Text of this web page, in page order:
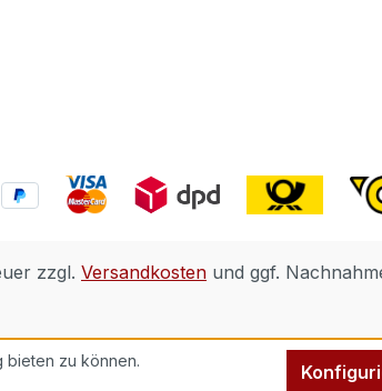
zzgl. Versandkosten und ggf.
bieten zu können.